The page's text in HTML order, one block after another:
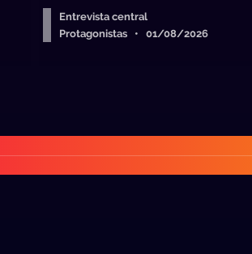
Entrevista central
Protagonistas • 01/08/2026